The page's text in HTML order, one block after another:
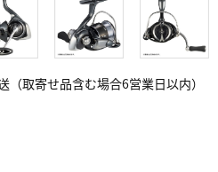
（取寄せ品含む場合6営業日以内）